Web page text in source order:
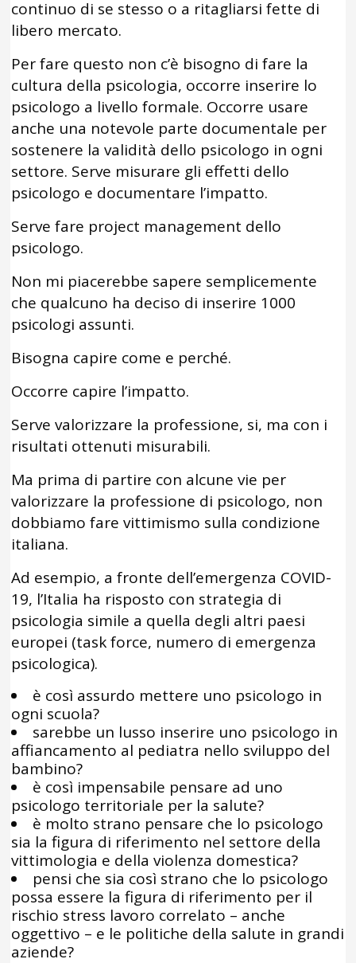
continuo di se stesso o a ritagliarsi fette di
libero mercato.
Per fare questo non c’è bisogno di fare la
cultura della psicologia, occorre inserire lo
psicologo a livello formale. Occorre usare
anche una notevole parte documentale per
sostenere la validità dello psicologo in ogni
settore. Serve misurare gli effetti dello
psicologo e documentare l’impatto.
Serve fare project management dello
psicologo.
Non mi piacerebbe sapere semplicemente
che qualcuno ha deciso di inserire 1000
psicologi assunti.
Bisogna capire come e perché.
Occorre capire l’impatto.
Serve valorizzare la professione, si, ma con i
risultati ottenuti misurabili.
Ma prima di partire con alcune vie per
valorizzare la professione di psicologo, non
dobbiamo fare vittimismo sulla condizione
italiana.
Ad esempio, a fronte dell’emergenza COVID-
19, l’Italia ha risposto con strategia di
psicologia simile a quella degli altri paesi
europei (task force, numero di emergenza
psicologica).
è così assurdo mettere uno psicologo in
ogni scuola?
sarebbe un lusso inserire uno psicologo in
affiancamento al pediatra nello sviluppo del
bambino?
è così impensabile pensare ad uno
psicologo territoriale per la salute?
è molto strano pensare che lo psicologo
sia la figura di riferimento nel settore della
vittimologia e della violenza domestica?
pensi che sia così strano che lo psicologo
possa essere la figura di riferimento per il
rischio stress lavoro correlato – anche
oggettivo – e le politiche della salute in grandi
aziende?